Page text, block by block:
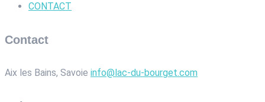
CONTACT
Contact
Aix les Bains, Savoie info@lac-du-bourget.com